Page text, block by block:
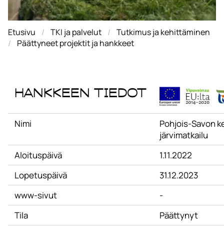
Etusivu TKI ja palvelut
Tutkimus ja kehittäminen
Päättyneet projektit ja hankkeet
Hankkeen tiedot
Nimi
Pohjois-Savon
järvimatkailu
Aloituspäivä
1.11.2022
Lopetuspäivä
31.12.2023
www-sivut
-
Tila
Päättynyt